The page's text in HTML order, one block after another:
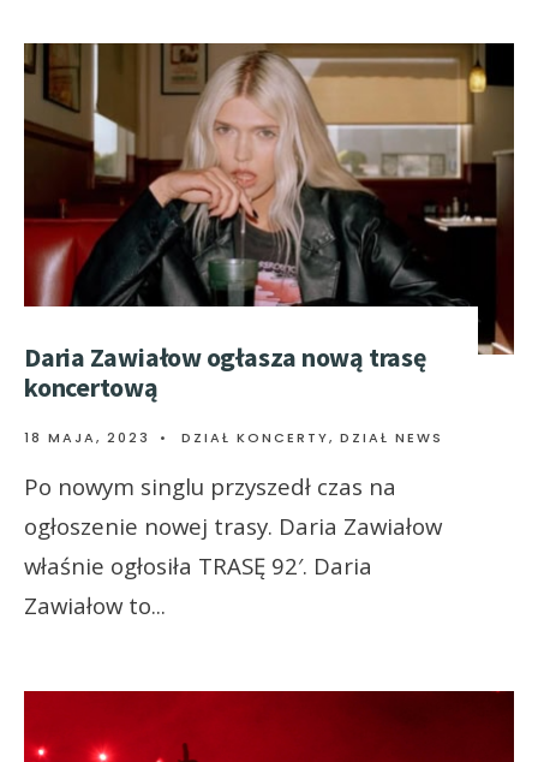
Daria Zawiałow ogłasza nową trasę
koncertową
18 MAJA, 2023 • DZIAŁ KONCERTY, DZIAŁ NEWS
Po nowym singlu przyszedł czas na
ogłoszenie nowej trasy. Daria Zawiałow
właśnie ogłosiła TRASĘ 92′. Daria
Zawiałow to...